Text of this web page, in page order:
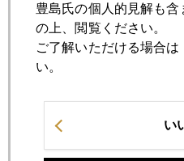
2007年06月27日
下値模索。
豊島氏の個人的見解も
の上、閲覧ください。
ご了解いただける場合
い。
い